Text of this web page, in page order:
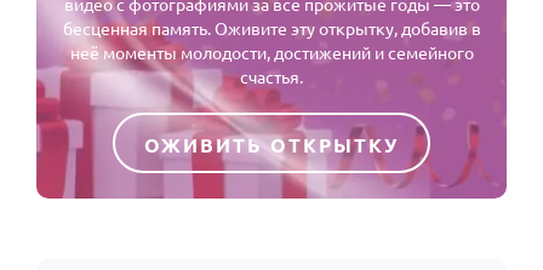
бесценная память. Оживите эту открытку, добавив в
неё моменты молодости, достижений и семейного
счастья.
ОЖИВИТЬ ОТКРЫТКУ